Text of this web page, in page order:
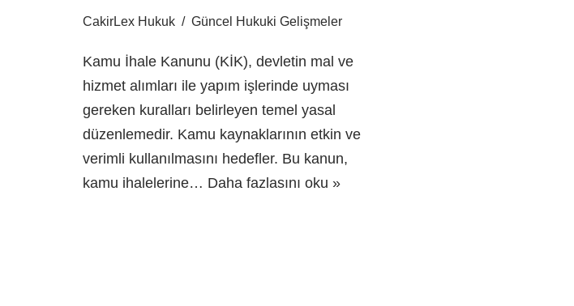
CakirLex Hukuk Güncel Hukuki Gelişmeler
Kamu İhale Kanunu (KİK), devletin mal ve
hizmet alımları ile yapım işlerinde uyması
gereken kuralları belirleyen temel yasal
düzenlemedir. Kamu kaynaklarının etkin ve
verimli kullanılmasını hedefler. Bu kanun,
kamu ihalelerine… Daha fazlasını oku »